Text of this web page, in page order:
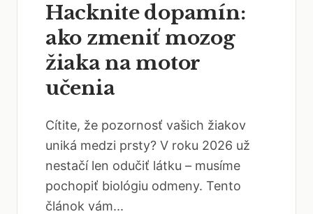
Hacknite dopamín:
ako zmeniť mozog
žiaka na motor
učenia
Cítite, že pozornosť vašich žiakov
uniká medzi prsty? V roku 2026 už
nestačí len odučiť látku – musíme
pochopiť biológiu odmeny. Tento
článok vám...